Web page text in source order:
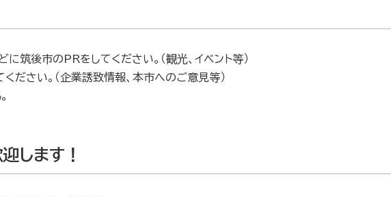
筑後市のPRをしてください。（観光、イベント等）
ださい。（企業誘致情報、本市へのご意見等）
します！